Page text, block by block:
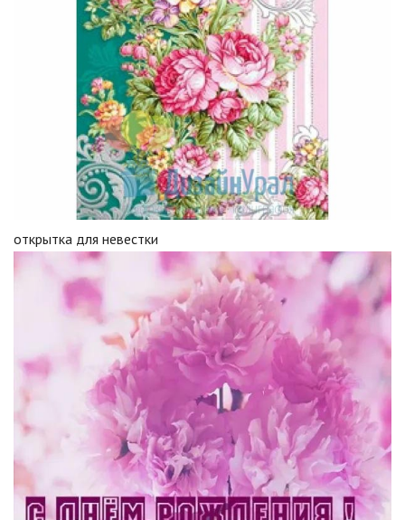
открытка для невестки